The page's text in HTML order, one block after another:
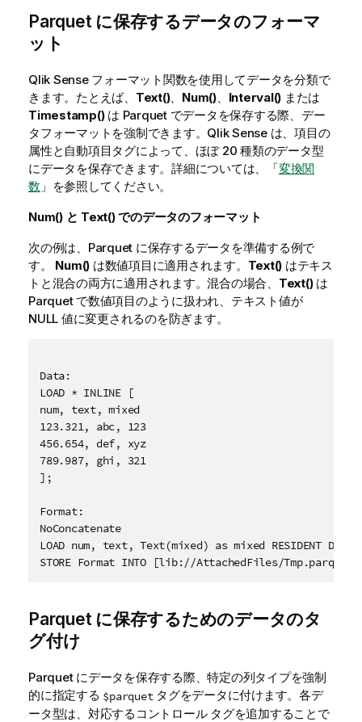
Parquet に保存するデータのフォーマ
ット
Qlik Senseフォーマット関数を使用してデータを分類で
きます。たとえば、 Text()、 Num()、 Interval() または
Timestamp()は Parquet でデータを保存する際、デー
タフォーマットを強制できます。 Qlik Senseは、項目の
属性と自動項目タグによって、ほぼ 20 種類のデータ型
にデータを保存できます。詳細については、「変換関
数 」を参照してください。
Num()と Text()でのデータのフォーマット
次の例は、Parquet に保存するデータを準備する例で
す。 Num() は数値項目に適用されます。 Text() はテキス
トと混合の両方に適用されます。混合の場合、 Text()は
Parquet で数値項目のように扱われ、テキスト値が
NULL 値に変更されるのを防ぎます。
Data:
LOAD * INLINE [
num, text, mixed
123.321, abc, 123
456.654, def, xyz
789.987, ghi, 321
];
Format:
NoConcatenate
STORE Format INTO [lib://AttachedFiles/
Parquet に保存するためのデータのタ
グ付け
Parquet にデータを保存する際、特定の列タイプを強制
的に指定する $parquetタグをデータに付けます。各デ
ータ型は、対応するコントロール タグを追加することで